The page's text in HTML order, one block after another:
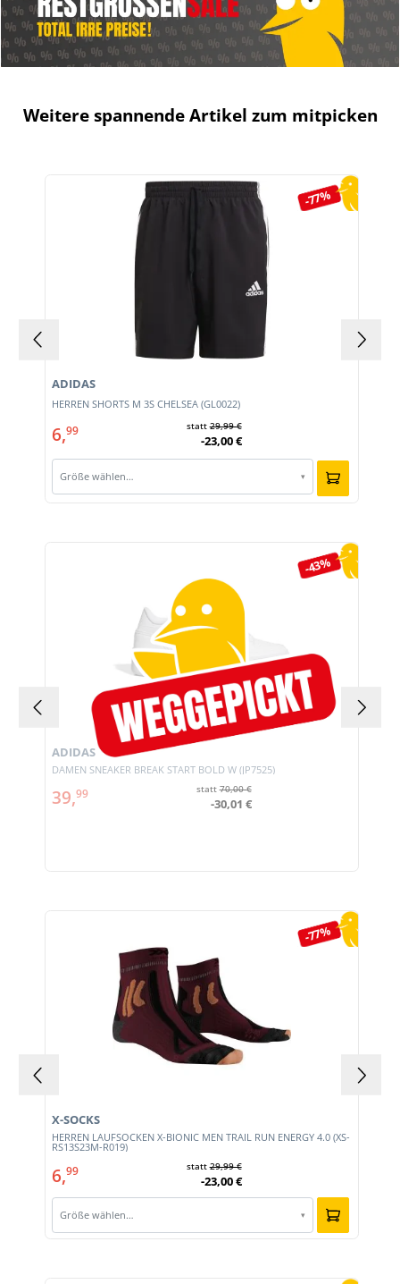
Weitere spannende Artikel zum mitpicken
Produktgalerie überspringen
-77%
HERREN SHORTS M 3S CHELSEA (GL0022)
ADIDAS
6,99 statt29,99 €
-23,00 €
Größe wählen… ▾
-43%
DAMEN SNEAKER BREAK START BOLD W (JP7525)
ADIDAS
39,99 statt70,00 €
-30,01 €
-77%
HERREN LAUFSOCKEN X-BIONIC MEN TRAIL RUN ENERGY 4.0 (XS-
RS13S23M-R019)
X-SOCKS
6,99 statt29,99 €
-23,00 €
Größe wählen… ▾